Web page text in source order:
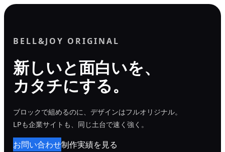
内
BELL&JOY ORIGINAL
新しいと面白いを、
カタチにする。
ブロックで組めるのに、デザインはフルオリジナル。
LPも企業サイトも、同じ土台で速く強く。
お問い合わせ制作実績を見る